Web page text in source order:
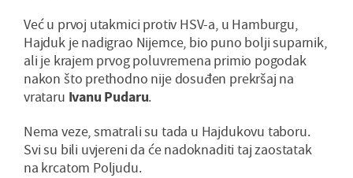
Već u prvoj utakmici protiv HSV-a, u Hamburgu,
Hajduk je nadigrao Nijemce, bio puno bolji suparnik,
ali je krajem prvog poluvremena primio pogodak
nakon što prethodno nije dosuđen prekršaj na
vrataru Ivanu Pudaru.
Nema veze, smatrali su tada u Hajdukovu taboru.
Svi su bili uvjereni da će nadoknaditi taj zaostatak
na krcatom Poljudu.